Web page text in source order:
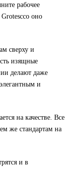
рабочее
оно
сверху и
изящные
делают даже
и
на качестве. Все
же стандартам на
и в